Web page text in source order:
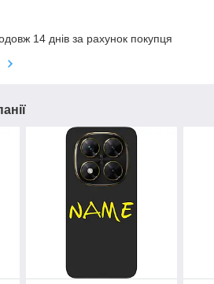
14 днів за рахунок покупця